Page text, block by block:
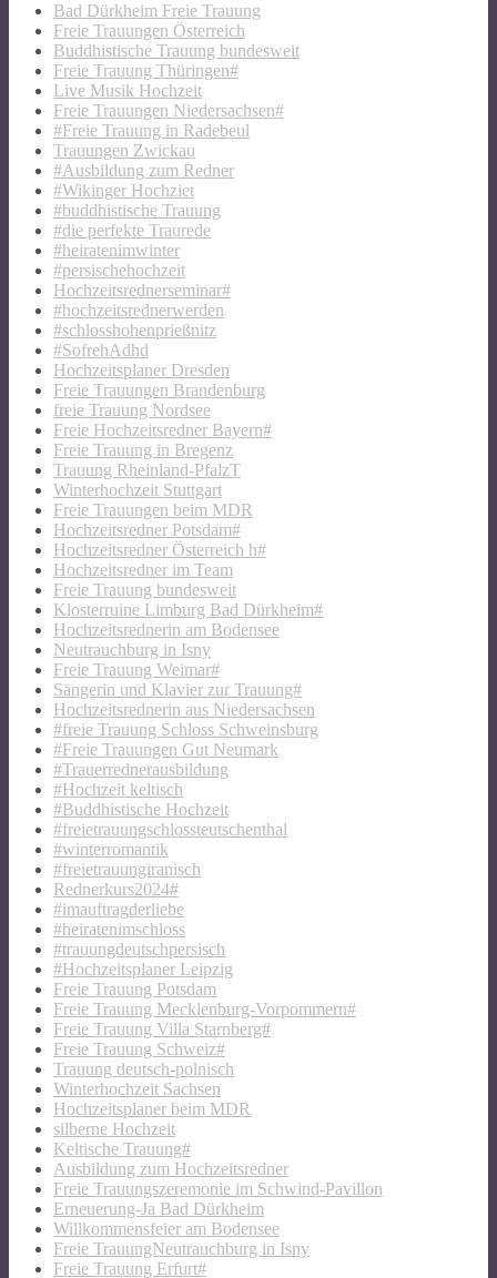
Bad Dürkheim Freie Trauung
Freie Trauungen Österreich
Buddhistische Trauung bundesweit
Freie Trauung Thüringen#
Live Musik Hochzeit
Freie Trauungen Niedersachsen#
#Freie Trauung in Radebeul
Trauungen Zwickau
#Ausbildung zum Redner
#Wikinger Hochziet
#buddhistische Trauung
#die perfekte Traurede
#heiratenimwinter
#persischehochzeit
Hochzeitsrednerseminar#
#hochzeitsrednerwerden
#schlosshohenprießnitz
#SofrehAdhd
Hochzeitsplaner Dresden
Freie Trauungen Brandenburg
freie Trauung Nordsee
Freie Hochzeitsredner Bayern#
Freie Trauung in Bregenz
Trauung Rheinland-PfalzT
Winterhochzeit Stuttgart
Freie Trauungen beim MDR
Hochzeitsredner Potsdam#
Hochzeitsredner Österreich h#
Hochzeitsredner im Team
Freie Trauung bundesweit
Klosterruine Limburg Bad Dürkheim#
Hochzeitsrednerin am Bodensee
Neutrauchburg in Isny
Freie Trauung Weimar#
Sängerin und Klavier zur Trauung#
Hochzeitsrednerin aus Niedersachsen
#freie Trauung Schloss Schweinsburg
#Freie Trauungen Gut Neumark
#Trauerrednerausbildung
#Hochzeit keltisch
#Buddhistische Hochzeit
#freietrauungschlossteutschenthal
#winterromantik
#freietrauungiranisch
Rednerkurs2024#
#imauftragderliebe
#heiratenimschloss
#trauungdeutschpersisch
#Hochzeitsplaner Leipzig
Freie Trauung Potsdam
Freie Trauung Mecklenburg-Vorpommern#
Freie Trauung Villa Starnberg#
Freie Trauung Schweiz#
Trauung deutsch-polnisch
Winterhochzeit Sachsen
Hochzeitsplaner beim MDR
silberne Hochzeit
Keltische Trauung#
Ausbildung zum Hochzeitsredner
Freie Trauungszeremonie im Schwind-Pavillon
Erneuerung-Ja Bad Dürkheim
Willkommensfeier am Bodensee
Freie TrauungNeutrauchburg in Isny
Freie Trauung Erfurt#